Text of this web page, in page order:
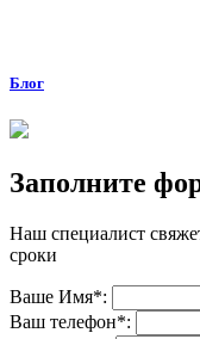
Блог
Заполните
Наш специалист
сроки
Ваше Имя*:
Ваш телефон*: